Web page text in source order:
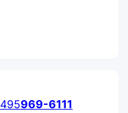
495969-6111